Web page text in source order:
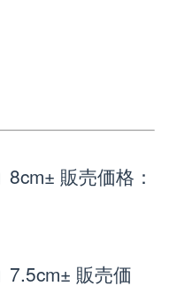
8cm± 販売価格：
7.5cm± 販売価